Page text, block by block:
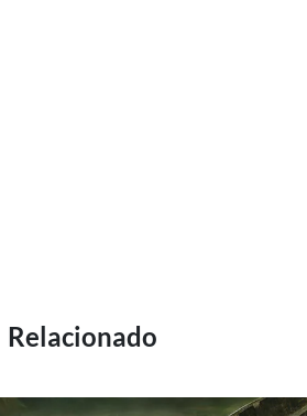
Relacionado